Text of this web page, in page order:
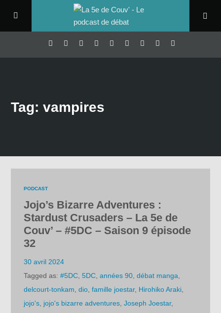
Tag: vampires
PODCAST
Jojo’s Bizarre Adventures :
Stardust Crusaders – La 5e de
Couv’ – #5DC – Saison 9 épisode
32
30 avril 2024
Tagged as:#5DC ,5DC ,années 90 ,débat manga
delcourt-tonkam ,dio ,famille joestar, Hirohiko Araki
jojo's jojo's bizarre adventures ,Joseph Joestar,